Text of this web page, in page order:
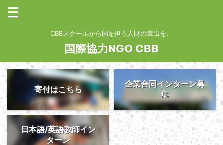
CBBスクールから国を担う人財の輩出を。
国際協力NGO CBB
寄付はこちら
企業合同インターン募
集
日本語/英語教師イン
ターン